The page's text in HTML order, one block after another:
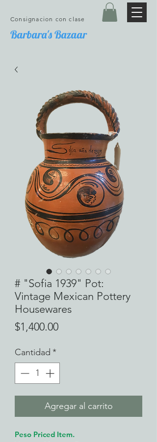
Barbara's Bazaar
Consignacion con clase
# "Sofia 1939" Pot:
Vintage Mexican Pottery
Housewares
$1,400.00Precio
Cantidad *
Agregar al carrito
Peso Priced Item.